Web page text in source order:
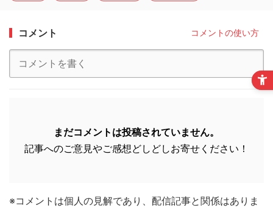
コメント コメントの使い方
まだコメントは投稿されていません。
記事へのご意見やご感想どしどしお寄せください！
※コメントは個人の見解であり、配信記事と関係はありま